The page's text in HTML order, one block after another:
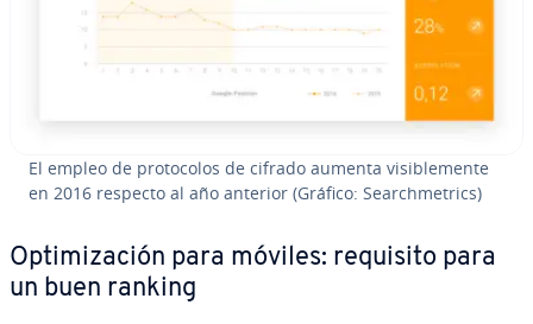
El empleo de pro­to­co­los de cifrado aumenta vi­si­ble­me­n­te
en 2016 respecto al año anterior (Gráfico: Sea­r­ch­me­tri­cs)
Op­ti­mi­za­ción para móviles: requisito para
un buen ranking